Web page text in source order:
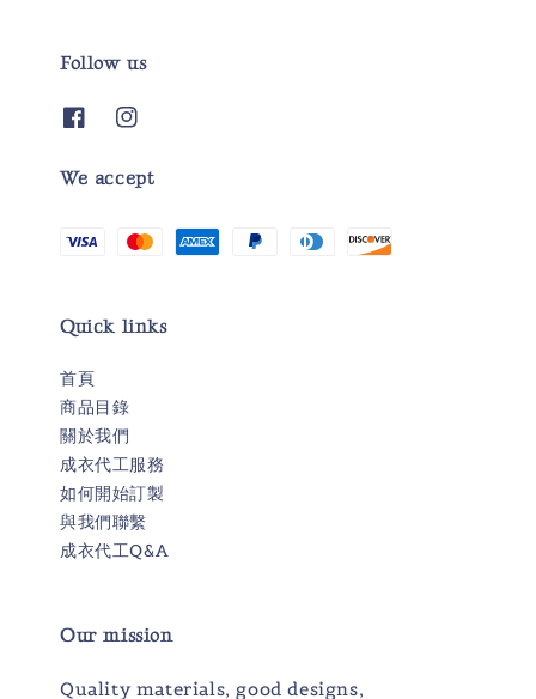
Follow us
We accept
Quick links
首頁
商品目錄
關於我們
成衣代工服務
如何開始訂製
與我們聯繫
成衣代工Q&A
Our mission
Quality materials, good designs,